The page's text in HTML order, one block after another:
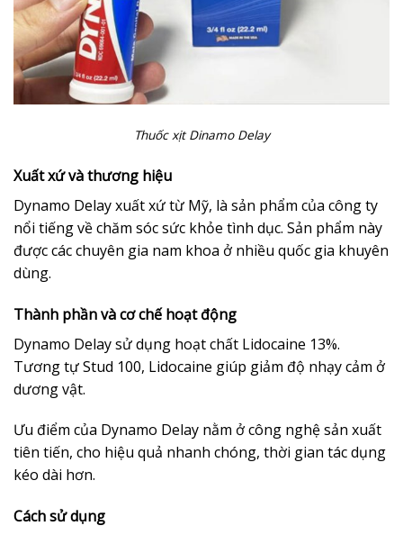
Thuốc xịt Dinamo Delay
Xuất xứ và thương hiệu
Dynamo Delay xuất xứ từ Mỹ, là sản phẩm của công ty
nổi tiếng về chăm sóc sức khỏe tình dục. Sản phẩm này
được các chuyên gia nam khoa ở nhiều quốc gia khuyên
dùng.
Thành phần và cơ chế hoạt động
Dynamo Delay sử dụng hoạt chất Lidocaine 13%.
Tương tự Stud 100, Lidocaine giúp giảm độ nhạy cảm ở
dương vật.
Ưu điểm của Dynamo Delay nằm ở công nghệ sản xuất
tiên tiến, cho hiệu quả nhanh chóng, thời gian tác dụng
kéo dài hơn.
Cách sử dụng